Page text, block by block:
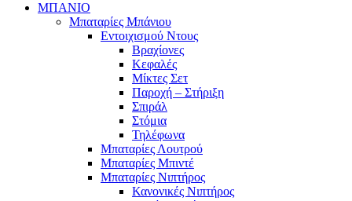
ΜΠΑΝΙΟ
Μπαταρίες Μπάνιου
Εντοιχισμού Ντους
Βραχίονες
Κεφαλές
Μίκτες Σετ
Παροχή – Στήριξη
Σπιράλ
Στόμια
Τηλέφωνα
Μπαταρίες Λουτρού
Μπαταρίες Μπιντέ
Μπαταρίες Νιπτήρος
Κανονικές Νιπτήρος